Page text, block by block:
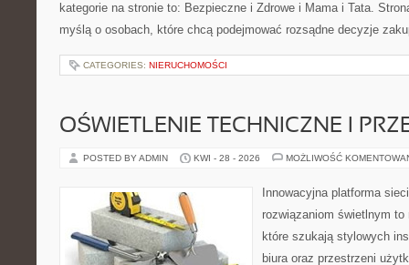
kategorie na stronie to: Bezpieczne i Zdrowe i Mama i Tata.
myślą o osobach, które chcą podejmować rozsądne decyzje
CATEGORIES: NIERUCHOMOŚCI
OŚWIETLENIE TECHNICZNE I
POSTED BY ADMIN KWI - 28 - 2026 MOŻLIWOŚĆ
Innowacyjna platforma
rozwiązaniom świetlnym
które szukają stylowych
biura oraz przestrzeni